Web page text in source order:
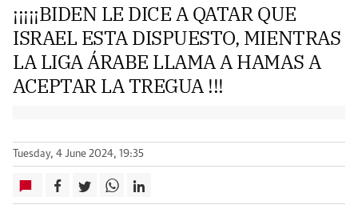
¡¡¡¡¡BIDEN LE DICE A QATAR QUE
ISRAEL ESTA DISPUESTO, MIENTRAS
LA LIGA ÁRABE LLAMA A HAMAS A
ACEPTAR LA TREGUA !!!
Tuesday, 4 June 2024, 19:35